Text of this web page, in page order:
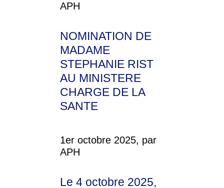
APH
NOMINATION DE
MADAME
STEPHANIE RIST
AU MINISTERE
CHARGE DE LA
SANTE
1er octobre 2025, par
APH
Le 4 octobre 2025,